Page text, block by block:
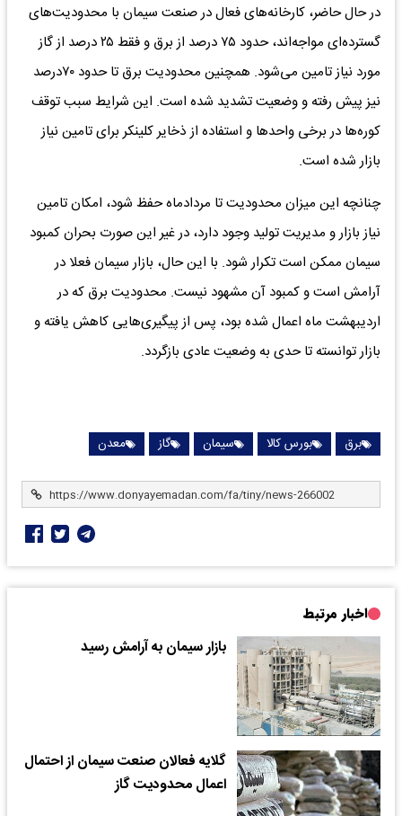
در حال حاضر، کارخانه‌های فعال در صنعت سیمان با محدودیت‌های
گسترده‌ای مواجه‌اند، حدود ۷۵ درصد از برق و فقط ۲۵ درصد از گاز
مورد نیاز تامین می‌شود. همچنین محدودیت برق تا حدود ۷۰درصد
نیز پیش رفته و وضعیت تشدید شده است. این شرایط سبب توقف
کوره‌ها در برخی واحدها و استفاده از ذخایر کلینکر برای تامین نیاز
بازار شده است.
چنانچه این میزان محدودیت تا مردادماه حفظ شود، امکان تامین
نیاز بازار و مدیریت تولید وجود دارد، در غیر این صورت بحران کمبود
سیمان ممکن است تکرار شود. با این حال، بازار سیمان فعلا در
آرامش است و کمبود آن مشهود نیست. محدودیت برق که در
اردیبهشت ماه اعمال شده بود، پس از پیگیری‌هایی کاهش یافته و
بازار توانسته تا حدی به وضعیت عادی بازگردد.
برق بورس کالا سیمان گاز معدن
اخبار مرتبط
بازار سیمان به آرامش رسید
گلایه فعالان صنعت سیمان از احتمال
اعمال محدودیت گاز